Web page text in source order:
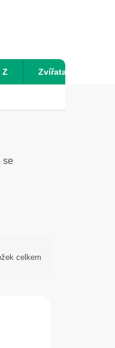
Z Zvířata
se
celkem